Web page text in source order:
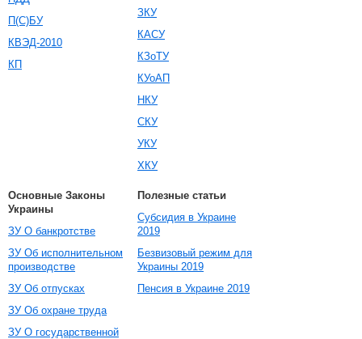
П(С)БУ
КВЭД-2010
КП
ЗКУ
КАСУ
КЗоТУ
КУоАП
НКУ
СКУ
УКУ
ХКУ
Основные Законы
Украины
ЗУ О банкротстве
ЗУ Об исполнительном
производстве
ЗУ Об отпусках
ЗУ Об охране труда
ЗУ О государственной
Полезные статьи
Субсидия в Украине
2019
Безвизовый режим для
Украины 2019
Пенсия в Украине 2019